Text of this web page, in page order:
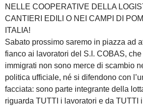
NELLE COOPERATIVE DELLA
CANTIERI EDILI O NEI CAMPI DI
ITALIA!
Sabato prossimo saremo in piazza ad
fianco ai lavoratori del S.I. COBAS,
immigrati non sono merce di scambio
politica ufficiale, né si difendono con
facciata: sono parte integrante della
riguarda TUTTI i lavoratori e da TUTTI